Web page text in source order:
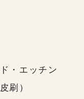
・エッチン
刷）